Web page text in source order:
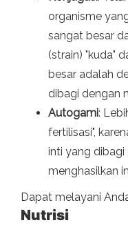
organisme
sangat besar
(strain) "kuda"
besar adalah
dibagi dengan
Autogami:
fertilisasi",
inti yang dibagi
menghasilkan
Dapat melayani
Nutrisi